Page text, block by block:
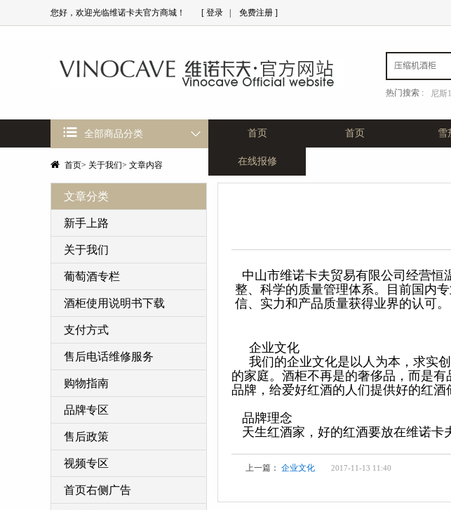
您好，欢迎光临维诺卡夫官方商城！ [ 登录 免费注册 ]
热门搜索 : 尼斯
全部商品分类 首页 首页 雪
在线报修
首页> 关于我们> 文章内容
文章分类
新手上路
关于我们
葡萄酒专栏
酒柜使用说明书下载
支付方式
售后电话维修服务
购物指南
品牌专区
售后政策
视频专区
首页右侧广告
中山市维诺卡夫贸易有限公司经营
整、科学的质量管理体系。目前国内
信、实力和产品质量获得业界的认可。
企业文化
我们的企业文化是以人为本，求实
的家庭。酒柜不再是的奢侈品，而是
品牌，给爱好红酒的人们提供好的红酒
品牌理念
天生红酒家，好的红酒要放在维诺卡
上一篇： 企业文化 2017-11-13 11:40